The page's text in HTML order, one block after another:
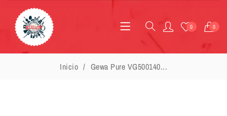
0 0
Inicio Gewa Pure VG500140...